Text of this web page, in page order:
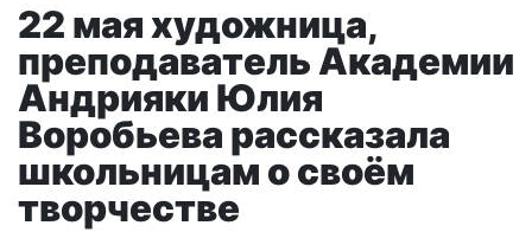
22 мая художница,
преподаватель Академии
Андрияки Юлия
Воробьева рассказала
школьницам о своём
творчестве